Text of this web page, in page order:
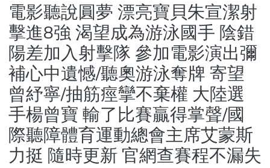
Statistics
電影聽說圓夢 漂亮寶貝朱宣潔射
擊進8強 渴望成為游泳國手 陰錯
陽差加入射擊隊 參加電影演出彌
補心中遺憾/聽奧游泳奪牌 寄望
曾紓寧/抽筋痙攣不棄權 大陸選
手楊曾寶 輸了比賽贏得掌聲/國
際聽障體育運動總會主席艾蒙斯
力挺 隨時更新 官網查賽程不漏失